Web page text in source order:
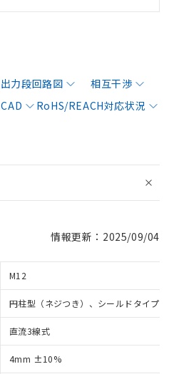
出力段回路図
相互干渉
CAD
RoHS/REACH対応状況
情報更新：2025/09/04
M12
円柱型（ネジつき）、シールドタイプ
直流3線式
4mm ±10%